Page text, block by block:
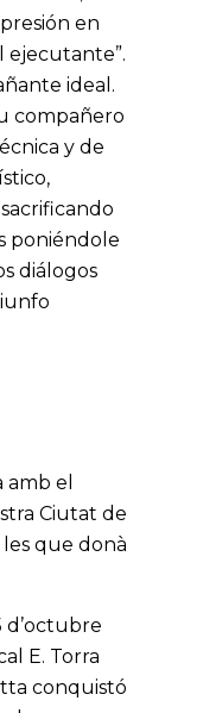
en
ejecutante”.
ideal.
compañero
y de
poniéndole
diálogos
el
Ciutat de
que donà
E. Torra
conquistó